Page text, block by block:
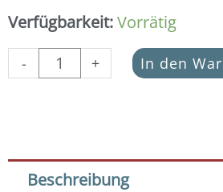
Verfügbarkeit:Vorrätig
-
Anhänger
des
Lebens
(9
mm/
+ In den
Beschreibung